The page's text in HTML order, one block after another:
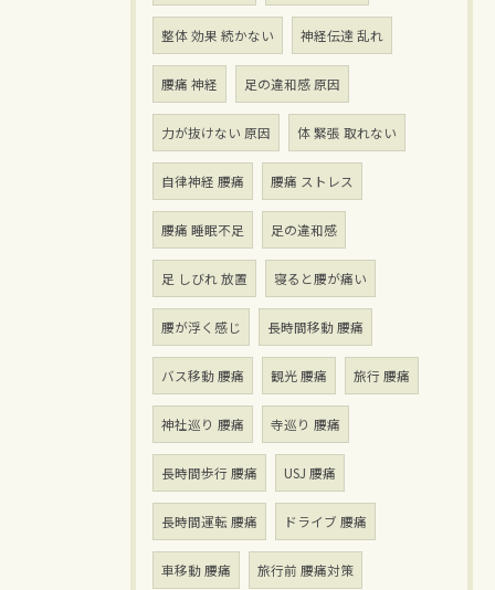
整体 効果 続かない 神経伝達 乱れ
腰痛 神経 足の違和感 原因
力が抜けない 原因 体 緊張 取れない
自律神経 腰痛 腰痛 ストレス
腰痛 睡眠不足 足の違和感
足 しびれ 放置 寝ると腰が痛い
腰が浮く感じ 長時間移動 腰痛
バス移動 腰痛 観光 腰痛 旅行 腰痛
神社巡り 腰痛 寺巡り 腰痛
長時間歩行 腰痛 USJ 腰痛
長時間運転 腰痛 ドライブ 腰痛
車移動 腰痛 旅行前 腰痛対策